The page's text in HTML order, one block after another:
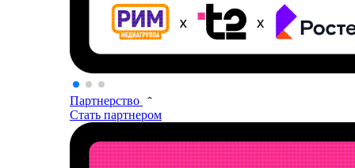
Партнерство
Стать партнером